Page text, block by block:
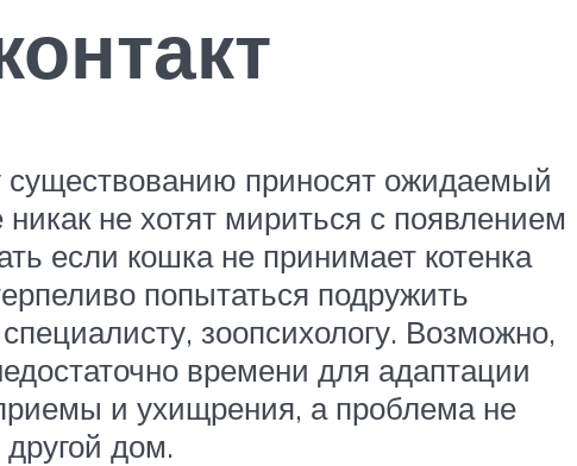
существованию приносят ожидаемый
не хотят мириться с появлением
если кошка не принимает котенка
попытаться подружить
зоопсихологу. Возможно,
времени для адаптации
и ухищрения, а проблема не
дом.